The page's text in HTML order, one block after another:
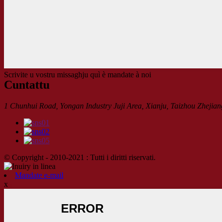
Scrivite u vostru missaghju quì è mandate à noi
Cuntattu
1 Chunhui Road, Yongan Industry Juji Area, Xianju, Taizhou
© Copyright - 2010-2021 : Tutti i diritti riservati.
Mandate e-mail
x